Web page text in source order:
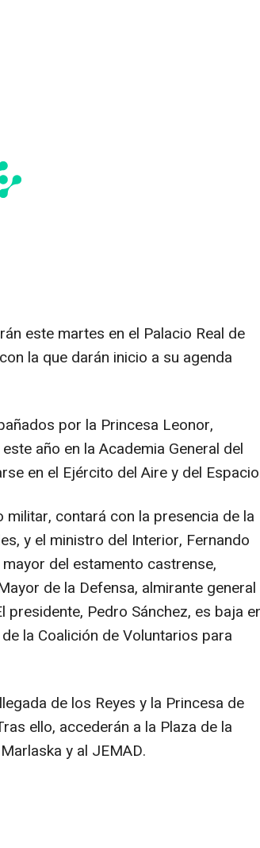
este martes en el Palacio Real de
la que darán inicio a su agenda
por la Princesa Leonor,
año en la Academia General del
en el Ejército del Aire y del
militar, contará con la presencia de la
y el ministro del Interior, Fernando
del estamento castrense,
de la Defensa, almirante general
Pedro Sánchez, es baja
la Coalición de Voluntarios para
de los Reyes y la Princesa de
ello, accederán a la Plaza de la
y al JEMAD.